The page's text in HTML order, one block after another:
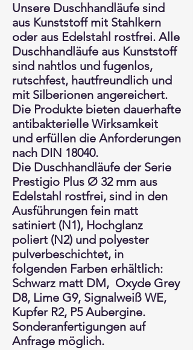
Unsere Duschhandläufe sind
aus Kunststoff mit Stahlkern
oder aus Edelstahl rostfrei. Alle
Duschhandläufe aus Kunststoff
sind nahtlos und fugenlos,
rutschfest, hautfreundlich und
mit Silberionen angereichert.
Die Produkte bieten dauerhafte
antibakterielle Wirksamkeit
und erfüllen die Anforderungen
nach DIN 18040.
Die Duschhandläufe der Serie
Prestigio Plus Ø 32 mm aus
Edelstahl rostfrei, sind in den
Ausführungen fein matt
satiniert (N1), Hochglanz
poliert (N2) und polyester
pulverbeschichtet, in
folgenden Farben erhältlich:
Schwarz matt DM, Oxyde Grey
D8, Lime G9, Signalweiß WE,
Kupfer R2, P5 Aubergine.
Sonderanfertigungen auf
Anfrage möglich.